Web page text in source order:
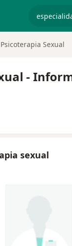
Psicoterapia Sexual
-
sexual